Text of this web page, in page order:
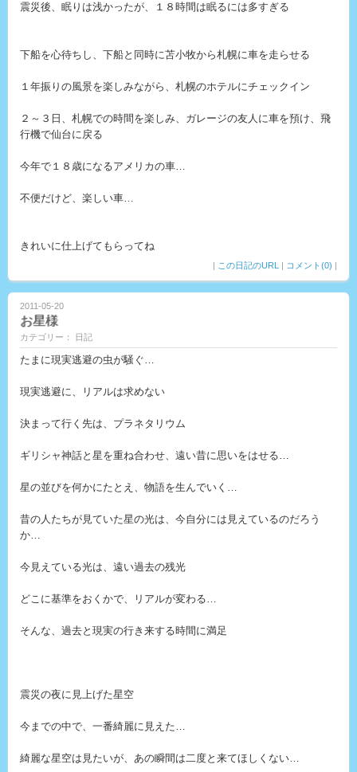
震災後、眠りは浅かったが、１８時間は眠るには多すぎる
下船を心待ちし、下船と同時に苫小牧から札幌に車を走らせる
１年振りの風景を楽しみながら、札幌のホテルにチェックイン
２～３日、札幌での時間を楽しみ、ガレージの友人に車を預け、飛
行機で仙台に戻る
今年で１８歳になるアメリカの車…
不便だけど、楽しい車…
きれいに仕上げてもらってね
| この日記のURL | コメント(0) |
2011-05-20
お星様
カテゴリー： 日記
たまに現実逃避の虫が騒ぐ…
現実逃避に、リアルは求めない
決まって行く先は、プラネタリウム
ギリシャ神話と星を重ね合わせ、遠い昔に思いをはせる…
星の並びを何かにたとえ、物語を生んでいく…
昔の人たちが見ていた星の光は、今自分には見えているのだろう
か…
今見えている光は、遠い過去の残光
どこに基準をおくかで、リアルが変わる…
そんな、過去と現実の行き来する時間に満足
震災の夜に見上げた星空
今までの中で、一番綺麗に見えた…
綺麗な星空は見たいが、あの瞬間は二度と来てほしくない…